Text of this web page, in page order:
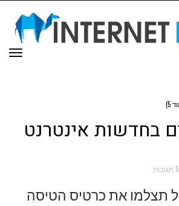
5)
בחדשות אינטרנט
5 תגובות
תצלמו את כרטיס הטיסה